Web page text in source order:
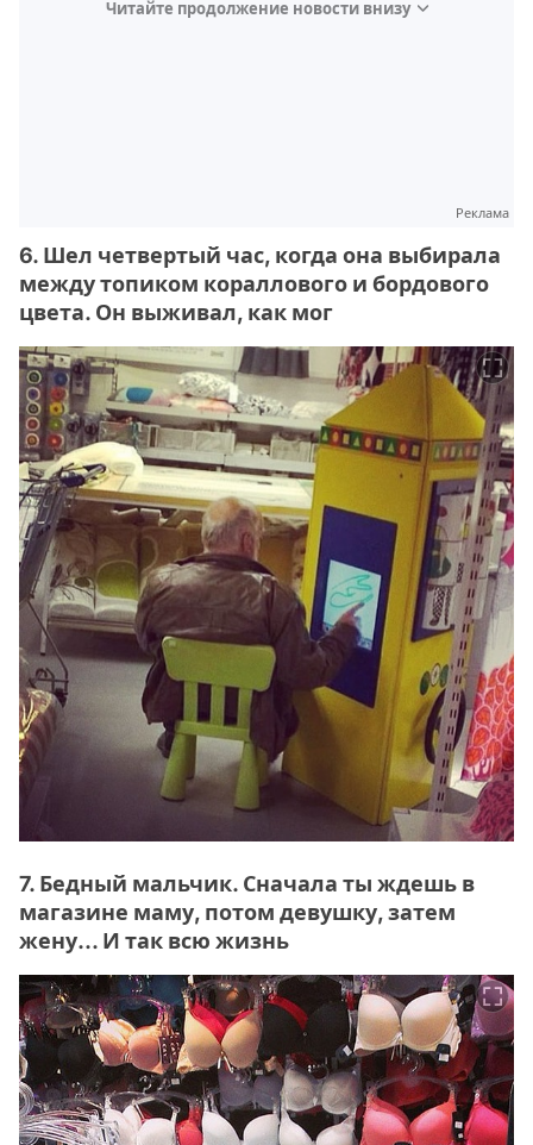
Читайте продолжение новости внизу
Реклама
6. Шел четвертый час, когда она выбирала
между топиком кораллового и бордового
цвета. Он выживал, как мог
7. Бедный мальчик. Сначала ты ждешь в
магазине маму, потом девушку, затем
жену... И так всю жизнь